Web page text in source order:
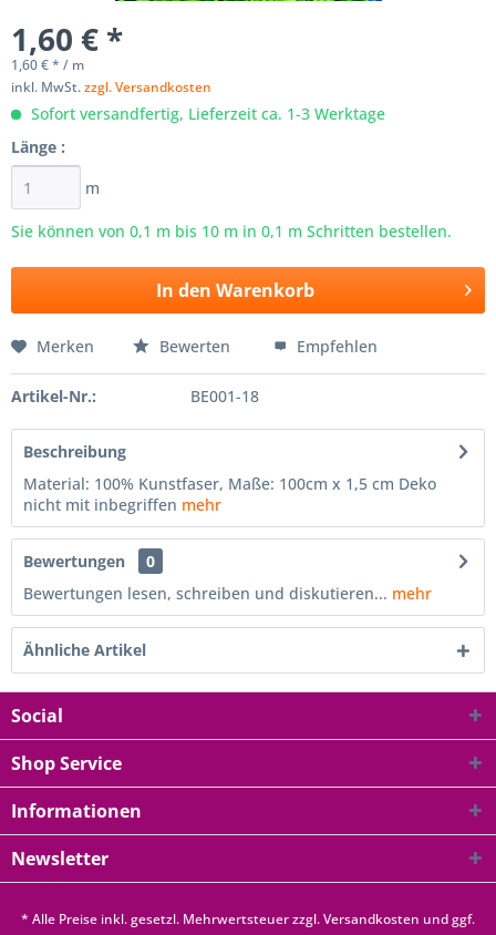
1,60 € *
1,60 € * / m
inkl. MwSt.zzgl. Versandkosten
Sofort versandfertig, Lieferzeit ca. 1-3 Werktage
Länge :
m
Sie können von 0,1 m bis 10 m in 0,1 m Schritten bestellen.
In den Warenkorb
Merken Bewerten Empfehlen
Artikel-Nr.: BE001-18
Beschreibung
Material: 100% Kunstfaser, Maße: 100cm x 1,5 cm Deko
nicht mit inbegriffen mehr
Bewertungen
0
Bewertungen lesen, schreiben und diskutieren... mehr
Ähnliche Artikel
Social
Shop Service
Informationen
Newsletter
* Alle Preise inkl. gesetzl. Mehrwertsteuer zzgl.Versandkosten und ggf.